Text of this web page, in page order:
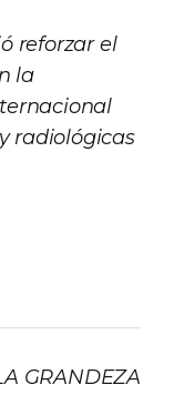
reforzar el
la
radiológicas
GRANDEZA